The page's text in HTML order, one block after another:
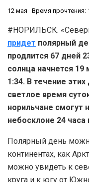
12 мая Время прочтения:
#НОРИЛЬСК.
придет полярный
продлится 67 дней
солнца начнется 19
1:34. В течение
светлое время
норильчане смогут
небосклоне 24
Полярный день
континентах, как
можно увидеть к
круга и к югу от